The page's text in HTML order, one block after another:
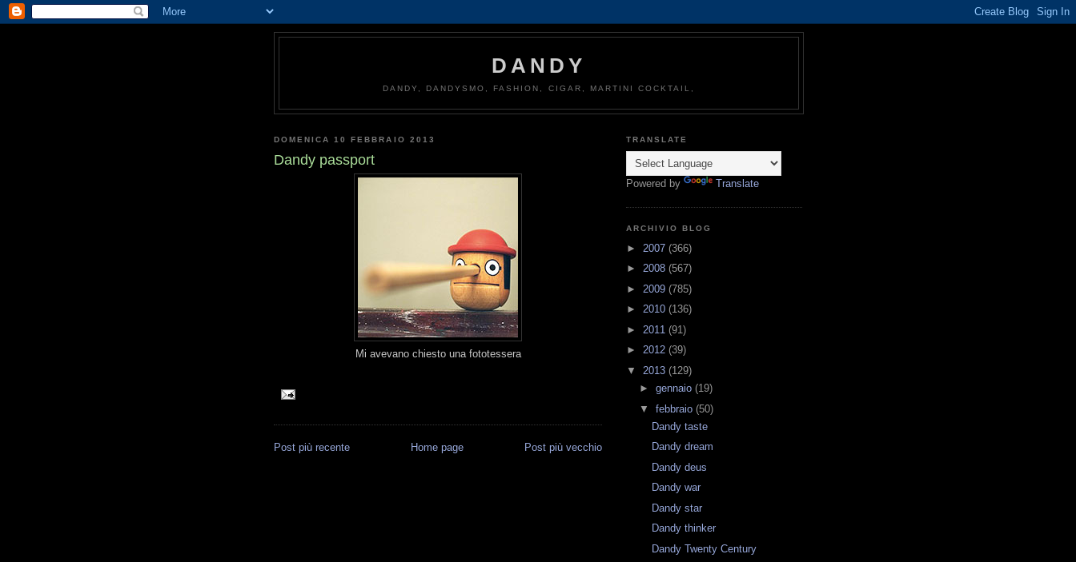
DANDY
DANDY, DANDYSMO, FASHION, CIGAR, MARTINI COCKTAIL,
DOMENICA 10 FEBBRAIO 2013
Dandy passport
Mi avevano chiesto una fototessera
Post più recente Post più vecchio
Home page
TRANSLATE
Powered by Translate
ARCHIVIO BLOG
► 2007 (366)
► 2008 (567)
► 2009 (785)
► 2010 (136)
► 2011 (91)
► 2012 (39)
▼ 2013 (129)
► gennaio (19)
▼ febbraio (50)
Dandy taste
Dandy dream
Dandy deus
Dandy war
Dandy star
Dandy thinker
Dandy Twenty Century